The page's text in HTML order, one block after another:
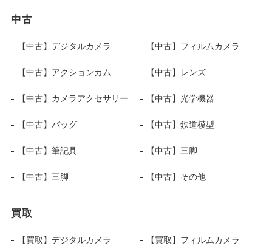
中古
【中古】デジタルカメラ 【中古】フィルムカメラ
【中古】アクションカム 【中古】レンズ
【中古】カメラアクセサリー 【中古】光学機器
【中古】バッグ 【中古】鉄道模型
【中古】筆記具 【中古】三脚
【中古】三脚 【中古】その他
買取
【買取】デジタルカメラ 【買取】フィルムカメラ